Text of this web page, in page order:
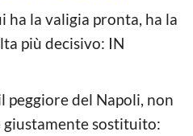
ha la valigia pronta, ha la
più decisivo: IN
peggiore del Napoli, non
giustamente sostituito: